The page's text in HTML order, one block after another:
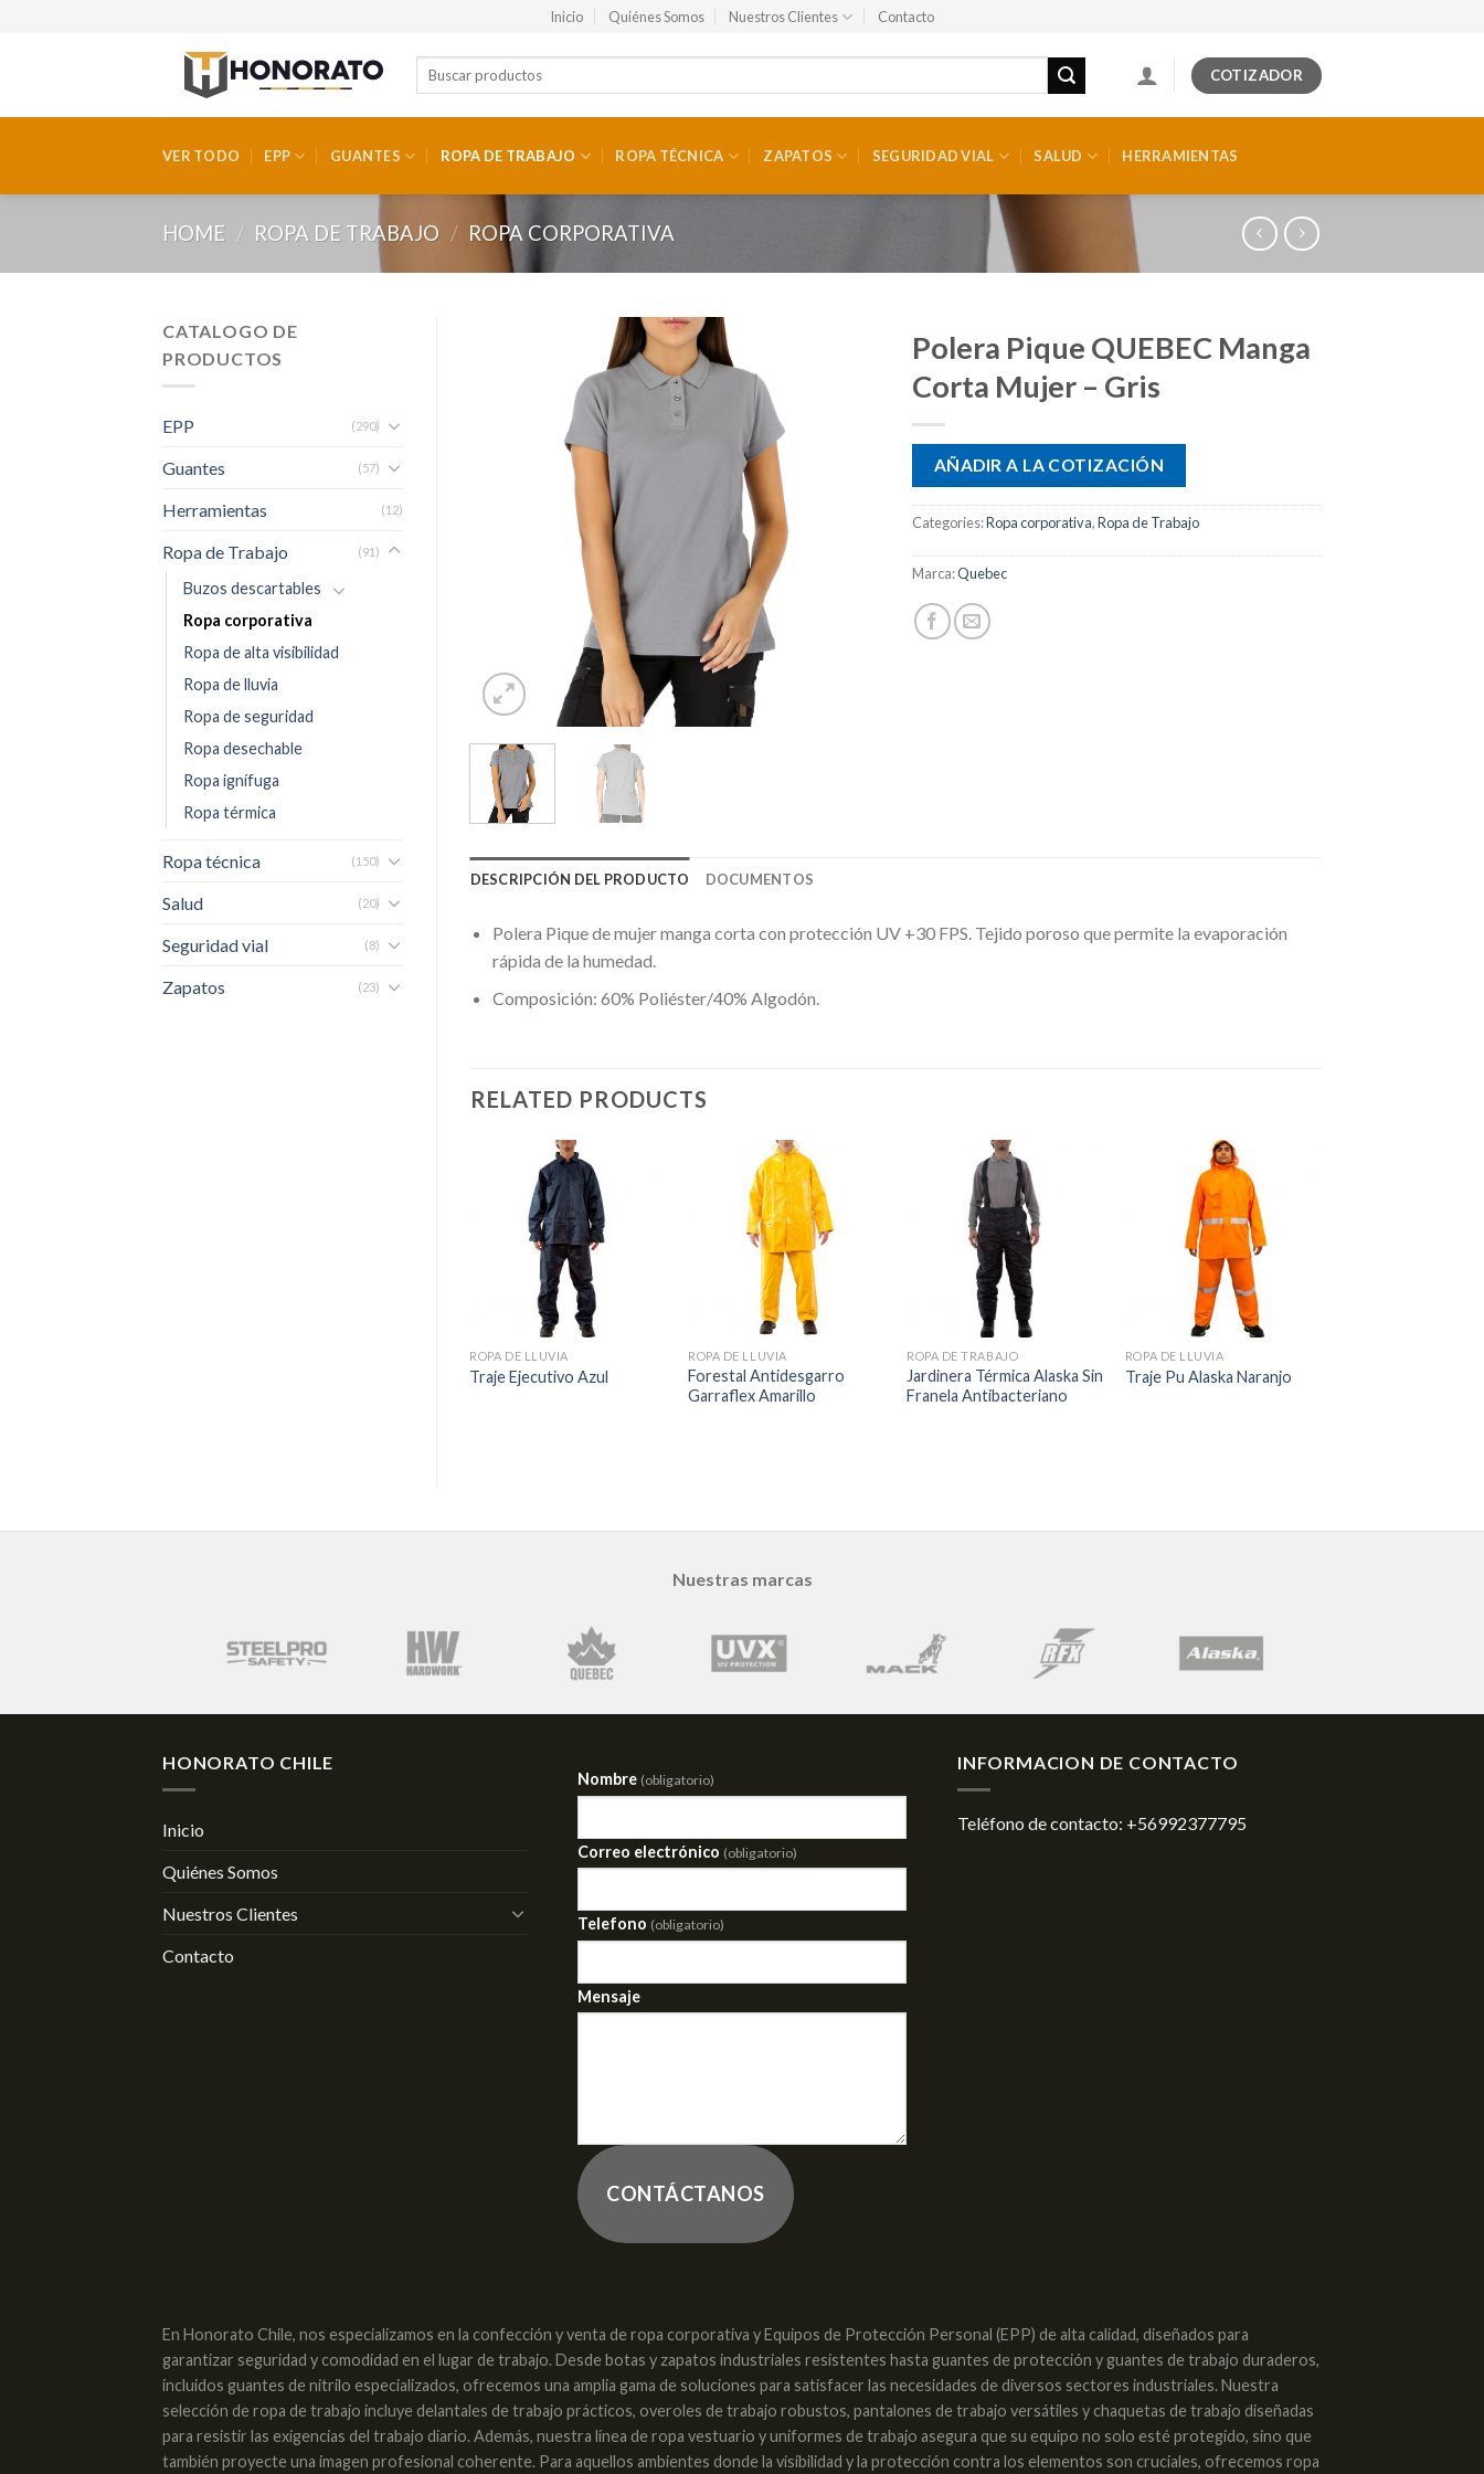
Inicio Quiénes Somos Nuestros Clientes Contacto
COTIZADOR
VER TODO EPP GUANTES ROPA DE TRABAJO ROPA TÉCNICA ZAPATOS SEGURIDAD VIAL SALUD HERRAMIENTAS
HOME / ROPA DE TRABAJO / ROPA CORPORATIVA
CATALOGO DE
PRODUCTOS
EPP (290)
Guantes (57)
Herramientas (12)
Ropa de Trabajo (91)
Buzos descartables
Ropa corporativa
Ropa de alta visibilidad
Ropa de lluvia
Ropa de seguridad
Ropa desechable
Ropa ignífuga
Ropa térmica
Ropa técnica (150)
Salud (20)
Seguridad vial (8)
Zapatos (23)
Polera Pique QUEBEC Manga
Corta Mujer – Gris
AÑADIR A LA COTIZACIÓN
Categories:Ropa corporativa,Ropa de Trabajo
Marca:Quebec
DESCRIPCIÓN DEL PRODUCTO DOCUMENTOS
Polera Pique de mujer manga corta con protección UV +30 FPS. Tejido poroso que permite la evaporación
rápida de la humedad.
Composición: 60% Poliéster/40% Algodón.
RELATED PRODUCTS
ROPA DE LLUVIA
Traje Ejecutivo Azul
ROPA DE LLUVIA
Forestal Antidesgarro
Garraflex Amarillo
ROPA DE TRABAJO
Jardinera Térmica Alaska Sin
Franela Antibacteriano
ROPA DE LLUVIA
Traje Pu Alaska Naranjo
Nuestras marcas
HONORATO CHILE
Inicio
Quiénes Somos
Nuestros Clientes
Contacto
Nombre (obligatorio)
Correo electrónico (obligatorio)
Telefono (obligatorio)
Mensaje
CONTÁCTANOS
INFORMACION DE CONTACTO
Teléfono de contacto: +56992377795
En Honorato Chile, nos especializamos en la confección y venta de ropa corporativa y Equipos de Protección Personal (EPP) de alta calidad, diseñados para
garantizar seguridad y comodidad en el lugar de trabajo. Desde botas y zapatos industriales resistentes hasta guantes de protección y guantes de trabajo duraderos,
incluidos guantes de nitrilo especializados, ofrecemos una amplia gama de soluciones para satisfacer las necesidades de diversos sectores industriales. Nuestra
selección de ropa de trabajo incluye delantales de trabajo prácticos, overoles de trabajo robustos, pantalones de trabajo versátiles y chaquetas de trabajo diseñadas
para resistir las exigencias del trabajo diario. Además, nuestra línea de ropa vestuario y uniformes de trabajo asegura que su equipo no solo esté protegido, sino que
también proyecte una imagen profesional coherente. Para aquellos ambientes donde la visibilidad y la protección contra los elementos son cruciales, ofrecemos ropa